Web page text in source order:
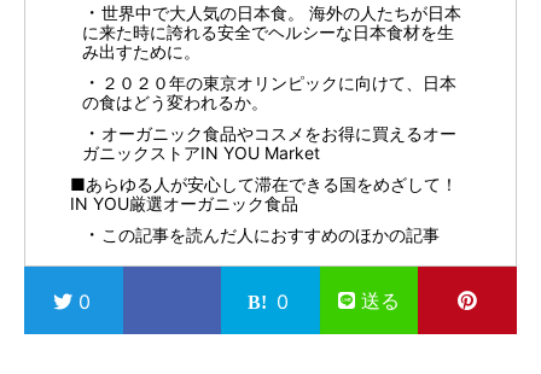
世界中で大人気の日本食。 海外の人たちが日本
に来た時に誇れる安全でヘルシーな日本食材を生
み出すために。
２０２０年の東京オリンピックに向けて、日本
の食はどう変われるか。
オーガニック食品やコスメをお得に買えるオー
ガニックストアIN YOU Market
■あらゆる人が安心して滞在できる国をめざして！
IN YOU厳選オーガニック食品
この記事を読んだ人におすすめのほかの記事
0 0 送る